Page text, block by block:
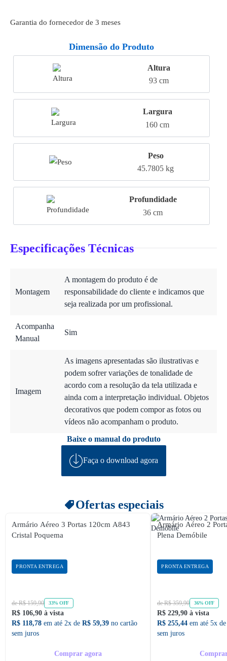
Garantia do fornecedor de 3 meses
Dimensão do Produto
Altura
93 cm
Largura
160 cm
Peso
45.7805 kg
Profundidade
36 cm
Especificações Técnicas
Montagem
A montagem do produto é de
responsabilidade do cliente e indicamos que
seja realizada por um profissional.
Acompanha
Manual
Sim
Imagem
As imagens apresentadas são ilustrativas e
podem sofrer variações de tonalidade de
acordo com a resolução da tela utilizada e
ainda com a interpretação individual. Objetos
decorativos que podem compor as fotos ou
vídeos não acompanham o produto.
Baixe o manual do produto
Faça o download agora
Ofertas especiais
Armário Aéreo 3 Portas 120cm A843
Cristal Poquema
PRONTA ENTREGA
de R$ 159,90 33% OFF
R$ 106,90 à vista
R$ 118,78 em até 2x de R$ 59,39 no cartão
sem juros
Comprar agora
Armário Aéreo 2
Plena Demóbile
PRONTA ENTREGA
de R$ 359,90 36% OFF
R$ 229,90 à vista
R$ 255,44 em até 5x
sem juros